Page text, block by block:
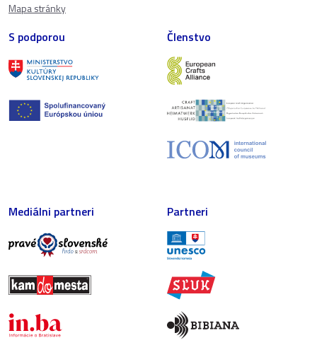
Mapa stránky
S podporou Členstvo
Mediálni partneri Partneri